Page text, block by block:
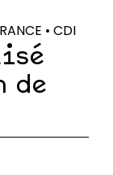
• CDI
de